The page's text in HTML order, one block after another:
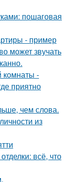
пошаговая
- пример
может звучать
комнаты -
приятно
чем слова.
из
всё, что